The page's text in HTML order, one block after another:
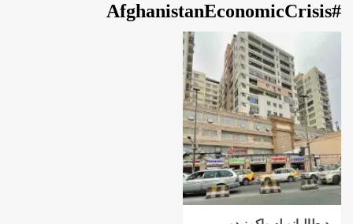
#AfghanistanEconomicCrisis